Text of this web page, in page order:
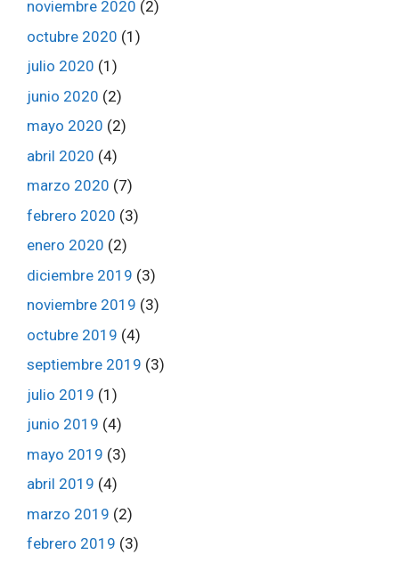
noviembre 2020 (2)
octubre 2020 (1)
julio 2020 (1)
junio 2020 (2)
mayo 2020 (2)
abril 2020 (4)
marzo 2020 (7)
febrero 2020 (3)
enero 2020 (2)
diciembre 2019 (3)
noviembre 2019 (3)
octubre 2019 (4)
septiembre 2019 (3)
julio 2019 (1)
junio 2019 (4)
mayo 2019 (3)
abril 2019 (4)
marzo 2019 (2)
febrero 2019 (3)